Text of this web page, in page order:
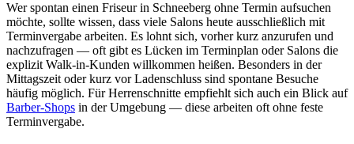
Wer spontan einen Friseur in Schneeberg ohne Termin aufsuchen
möchte, sollte wissen, dass viele Salons heute ausschließlich mit
Terminvergabe arbeiten. Es lohnt sich, vorher kurz anzurufen und
nachzufragen — oft gibt es Lücken im Terminplan oder Salons die
explizit Walk-in-Kunden willkommen heißen. Besonders in der
Mittagszeit oder kurz vor Ladenschluss sind spontane Besuche
häufig möglich. Für Herrenschnitte empfiehlt sich auch ein Blick auf
Barber-Shops in der Umgebung — diese arbeiten oft ohne feste
Terminvergabe.